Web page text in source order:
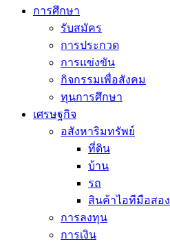
การศึกษา
รับสมัคร
การประกวด
การแข่งขัน
กิจกรรมเพื่อสังคม
ทุนการศึกษา
เศรษฐกิจ
อสังหาริมทรัพย์
ที่ดิน
บ้าน
รถ
สินค้าไอทีมือสอง
การลงทุน
การเงิน